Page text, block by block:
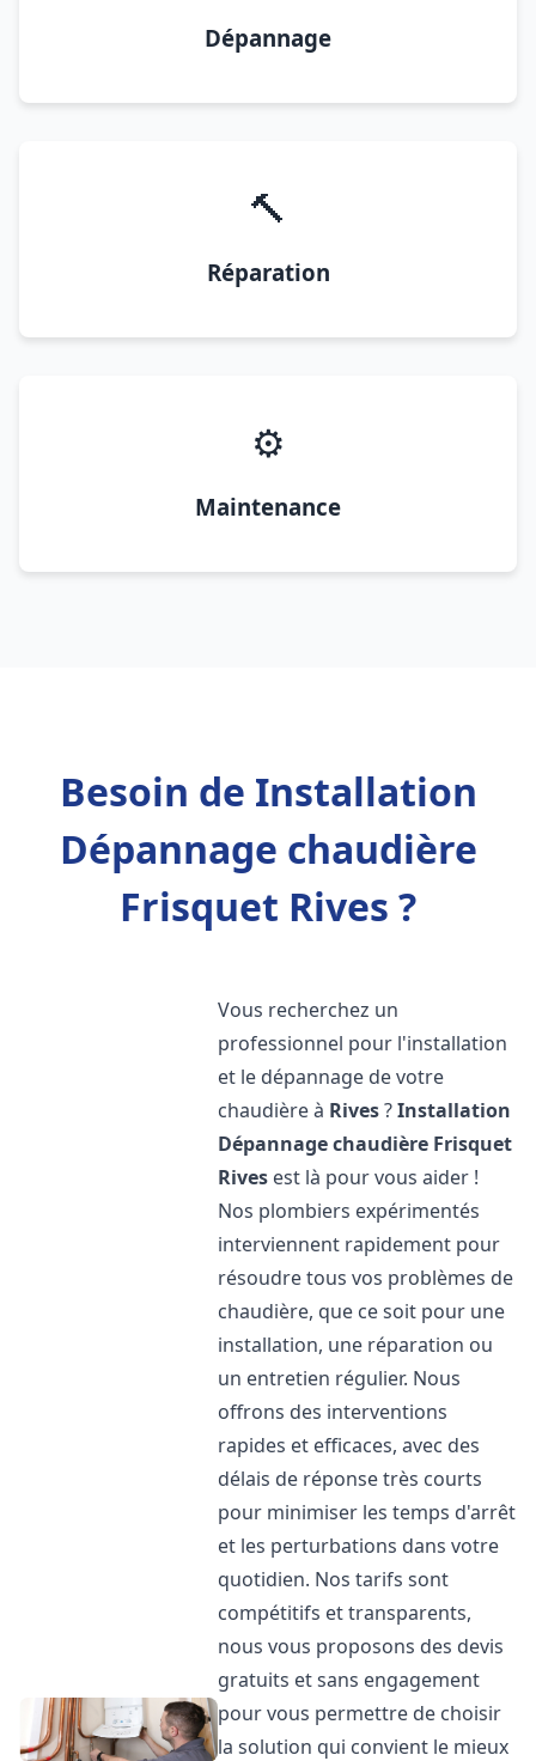
Dépannage
🔨
Réparation
⚙️
Maintenance
Besoin de Installation
Dépannage chaudière
Frisquet Rives ?
Vous recherchez un
professionnel pour l'installation
et le dépannage de votre
chaudière à Rives?Installation
Dépannage chaudière Frisquet
Rives est là pour vous aider !
Nos plombiers expérimentés
interviennent rapidement pour
résoudre tous vos problèmes de
chaudière, que ce soit pour une
installation, une réparation ou
un entretien régulier. Nous
offrons des interventions
rapides et efficaces, avec des
délais de réponse très courts
pour minimiser les temps d'arrêt
et les perturbations dans votre
quotidien. Nos tarifs sont
compétitifs et transparents,
nous vous proposons des devis
gratuits et sans engagement
pour vous permettre de choisir
la solution qui convient le mieux